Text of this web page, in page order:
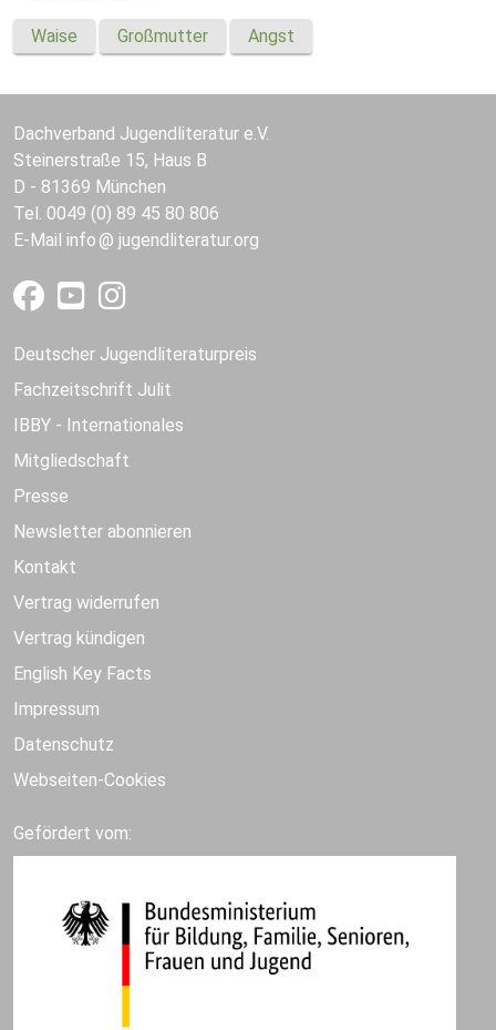
Waise Großmutter Angst
Dachverband Jugendliteratur e.V.
Steinerstraße 15, Haus B
D - 81369 München
Tel. 0049 (0) 89 45 80 806
E-Mail info jugendliteratur.org
Deutscher Jugendliteraturpreis
Fachzeitschrift Julit
IBBY - Internationales
Mitgliedschaft
Presse
Newsletter abonnieren
Kontakt
Vertrag widerrufen
Vertrag kündigen
English Key Facts
Impressum
Datenschutz
Webseiten-Cookies
Gefördert vom: